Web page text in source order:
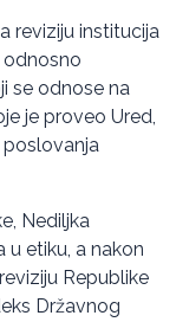
reviziju institucija
odnosno
se odnose na
je proveo Ured,
poslovanja
Nediljka
u etiku, a nakon
Republike
Državnog